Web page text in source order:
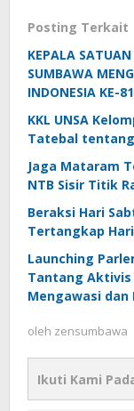
Posting Terkait
KEPALA
SUMBAWA
INDONESIA KE-81
KKL UNSA
Tatebal tentang
Jaga Mataram
NTB Sisir Titik
Beraksi Hari
Tertangkap
Launching
Tantang Aktivis
Mengawasi dan
oleh zensumbawa
Ikuti Kami